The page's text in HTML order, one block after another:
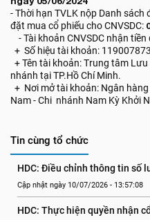
- Thời hạn TVLK nộp Danh sách
đặt mua cổ phiếu cho CNVSDC:
- Tài khoản CNVSDC nhận tiền
+ Số hiệu tài khoản:
+ Tên tài khoản: Trung tâm
nhánh tại TP.Hồ Chí Minh.
+ Nơi mở tài khoản: Ngân
Nam - Chi nhánh Nam Kỳ Khởi
Tin cùng tổ chức
HDC: Điều chỉnh thông tin số
Cập nhật ngày 10/07/2026 - 13:57:08
HDC: Thực hiện quyền nhận